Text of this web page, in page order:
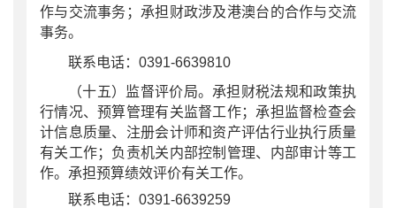
作与交流事务；承担财政涉及港澳台的合作与交流
事务。
联系电话：0391-6639810
（十五）监督评价局。承担财税法规和政策执
行情况、预算管理有关监督工作；承担监督检查会
计信息质量、注册会计师和资产评估行业执行质量
有关工作；负责机关内部控制管理、内部审计等工
作。承担预算绩效评价有关工作。
联系电话：0391-6639259